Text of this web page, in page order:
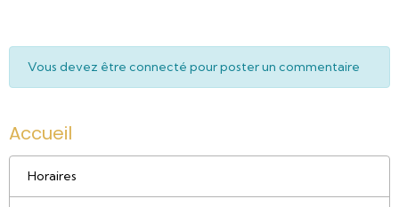
Vous devez être connecté pour poster un commentaire
Accueil
Horaires